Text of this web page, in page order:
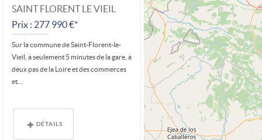
SAINT FLORENT LE VIEIL
Prix : 277 990 €*
Sur la commune de Saint-Florent-le-
Vieil, à seulement 5 minutes de la gare, à
deux pas de la Loire et des commerces
et...
DÉTAILS